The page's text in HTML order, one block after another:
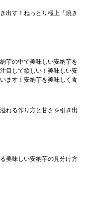
出す！ねっとり極上「焼き
芋の中で美味しい安納芋を
目して欲しい！美味しい安
ます！安納芋を美味しく食
れる作り方と甘さを引き出
美味しい安納芋の見分け方